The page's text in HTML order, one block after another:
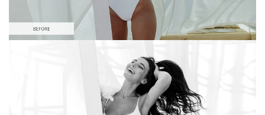
선택 해주세요
Cinema Look Collection (80 LUTs)